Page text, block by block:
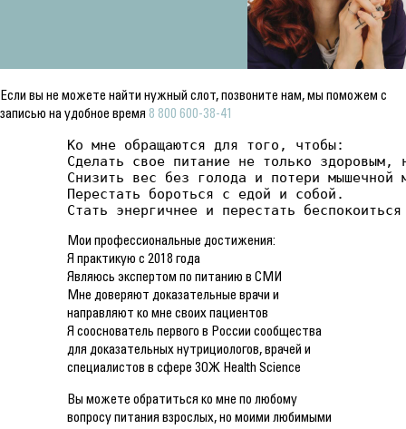
Если вы не можете найти нужный слот, позвоните нам, мы поможем с
записью на удобное время 8 800 600-38-41
Ко мне обращаются для того, чтобы:
Сделать свое питание не только
Снизить вес без голода и потери мышечной
Перестать бороться с едой и собой.
Стать энергичнее и перестать
Мои профессиональные достижения:
Я практикую с 2018 года
Являюсь экспертом по питанию в СМИ
Мне доверяют доказательные врачи и
направляют ко мне своих пациентов
Я сооснователь первого в России сообщества
для доказательных нутрициологов, врачей и
специалистов в сфере ЗОЖ Health Science
Вы можете обратиться ко мне по любому
вопросу питания взрослых, но моими любимыми